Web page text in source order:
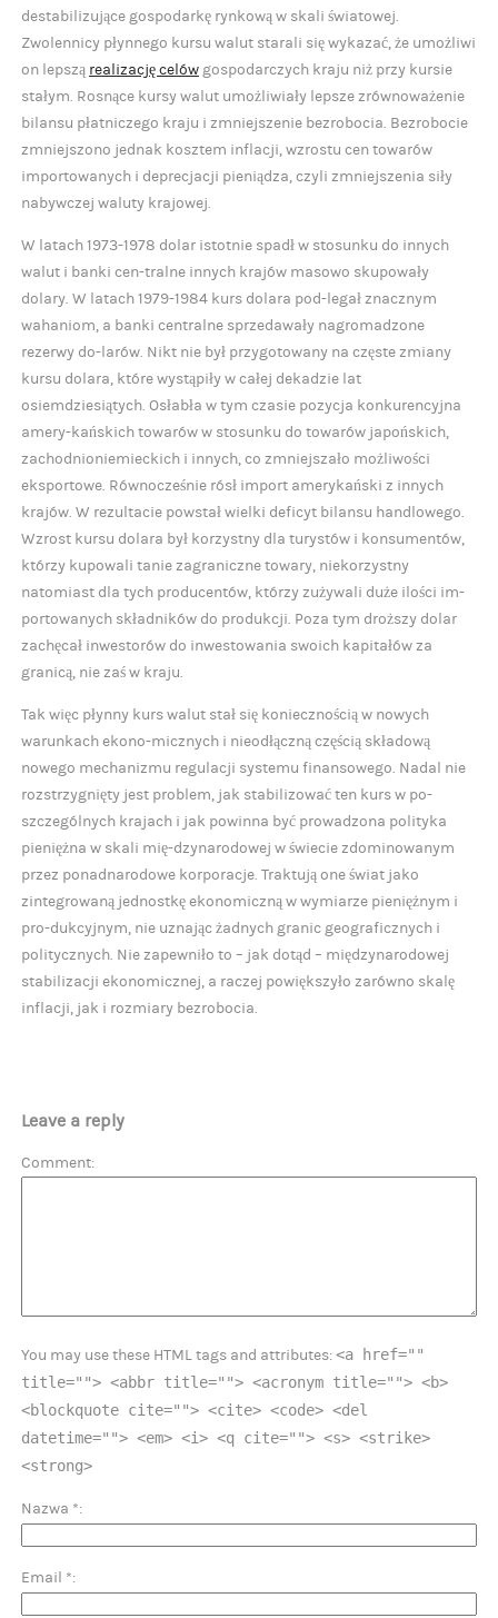
destabilizujące gospodarkę rynkową w skali światowej.
Zwolennicy płynnego kursu walut starali się wykazać, że umożliwi
on lepszą realizację celówgospodarczych kraju niż przy kursie
stałym. Rosnące kursy walut umożliwiały lepsze zrównoważenie
bilansu płatniczego kraju i zmniejszenie bezrobocia. Bezrobocie
zmniejszono jednak kosztem inflacji, wzrostu cen towarów
importowanych i deprecjacji pieniądza, czyli zmniejszenia siły
nabywczej waluty krajowej.
W latach 1973-1978 dolar istotnie spadł w stosunku do innych
walut i banki cen-tralne innych krajów masowo skupowały
dolary. W latach 1979-1984 kurs dolara pod-legał znacznym
wahaniom, a banki centralne sprzedawały nagromadzone
rezerwy do-larów. Nikt nie był przygotowany na częste zmiany
kursu dolara, które wystąpiły w całej dekadzie lat
osiemdziesiątych. Osłabła w tym czasie pozycja konkurencyjna
amery-kańskich towarów w stosunku do towarów japońskich,
zachodnioniemieckich i innych, co zmniejszało możliwości
eksportowe. Równocześnie rósł import amerykański z innych
krajów. W rezultacie powstał wielki deficyt bilansu handlowego.
Wzrost kursu dolara był korzystny dla turystów i konsumentów,
którzy kupowali tanie zagraniczne towary, niekorzystny
natomiast dla tych producentów, którzy zużywali duże ilości im-
portowanych składników do produkcji. Poza tym droższy dolar
zachęcał inwestorów do inwestowania swoich kapitałów za
granicą, nie zaś w kraju.
Tak więc płynny kurs walut stał się koniecznością w nowych
warunkach ekono-micznych i nieodłączną częścią składową
nowego mechanizmu regulacji systemu finansowego. Nadal nie
rozstrzygnięty jest problem, jak stabilizować ten kurs w po-
szczególnych krajach i jak powinna być prowadzona polityka
pieniężna w skali mię-dzynarodowej w świecie zdominowanym
przez ponadnarodowe korporacje. Traktują one świat jako
zintegrowaną jednostkę ekonomiczną w wymiarze pieniężnym i
pro-dukcyjnym, nie uznając żadnych granic geograficznych i
politycznych. Nie zapewniło to – jak dotąd – międzynarodowej
stabilizacji ekonomicznej, a raczej powiększyło zarówno skalę
inflacji, jak i rozmiary bezrobocia.
Leave a reply
Comment
You may use these HTML tags and attributes:<a href=""
title=""> <abbr title=""> <acronym title=""> <b>
<blockquote cite=""> <cite> <code> <del
datetime=""> <em> <i> <q cite=""> <s> <strike>
<strong>
Nazwa *
Email *